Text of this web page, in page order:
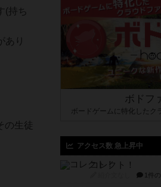
(持ち
あり
生徒
ボドフ
ボードゲームに特化したク
アクセス数 急上昇中
コレクト！
1件